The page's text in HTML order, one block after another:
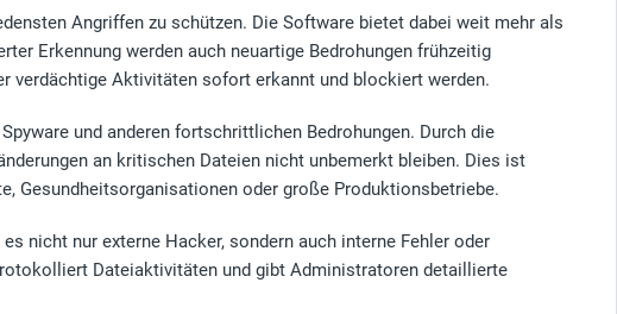
Angriffen zu schützen. Die Software bietet dabei weit mehr als
Erkennung werden auch neuartige Bedrohungen frühzeitig
verdächtige Aktivitäten sofort erkannt und blockiert werden.
und anderen fortschrittlichen Bedrohungen. Durch die
an kritischen Dateien nicht unbemerkt bleiben. Dies ist
Gesundheitsorganisationen oder große Produktionsbetriebe.
nicht nur externe Hacker, sondern auch interne Fehler oder
Dateiaktivitäten und gibt Administratoren detaillierte